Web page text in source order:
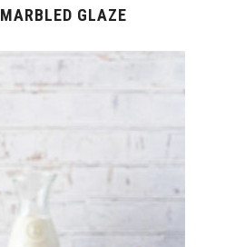
MARBLED GLAZE